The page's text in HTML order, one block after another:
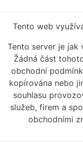
Tento web
Tento server je jak
Žádná část
obchodní
kopírována nebo
souhlasu
služeb, firem a
obchodními